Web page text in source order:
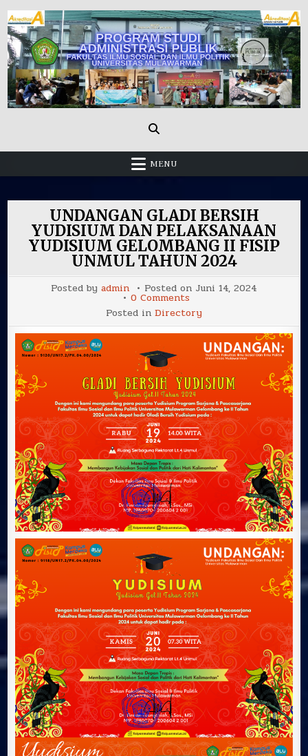
Skip
to
content
Administrasi Publik Fisip Unmul
MENU
UNDANGAN GLADI BERSIH
YUDISIUM DAN PELAKSANAAN
YUDISIUM GELOMBANG II FISIP
UNMUL TAHUN 2024
Posted by admin Posted on Juni 14, 2024
0 Commentson
GLADI
BERSIH
YUDISIUM
DAN
PELAKSANAAN
YUDISIUM
GELOMBANG
II
FISIP
UNMUL
TAHUN
2024
Posted in Directory